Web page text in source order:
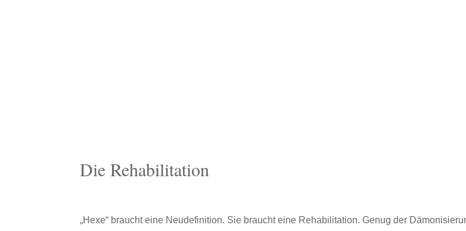
Die Rehabilitation
„Hexe“ braucht eine Neudefinition. Sie braucht eine Rehabilitation. Genug der